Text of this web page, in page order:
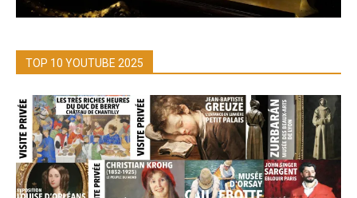
TOP 10 YOUTUBE 2025